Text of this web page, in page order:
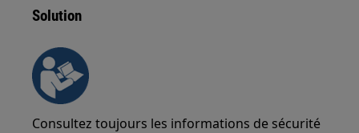
Solution
Consultez toujours les informations de sécurité